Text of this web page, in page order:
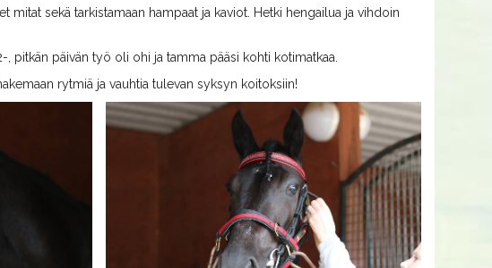
mitat sekä tarkistamaan hampaat ja kaviot. Hetki hengailua ja vihdoin
pitkän päivän työ oli ohi ja tamma pääsi kohti kotimatkaa.
rytmiä ja vauhtia tulevan syksyn koitoksiin!